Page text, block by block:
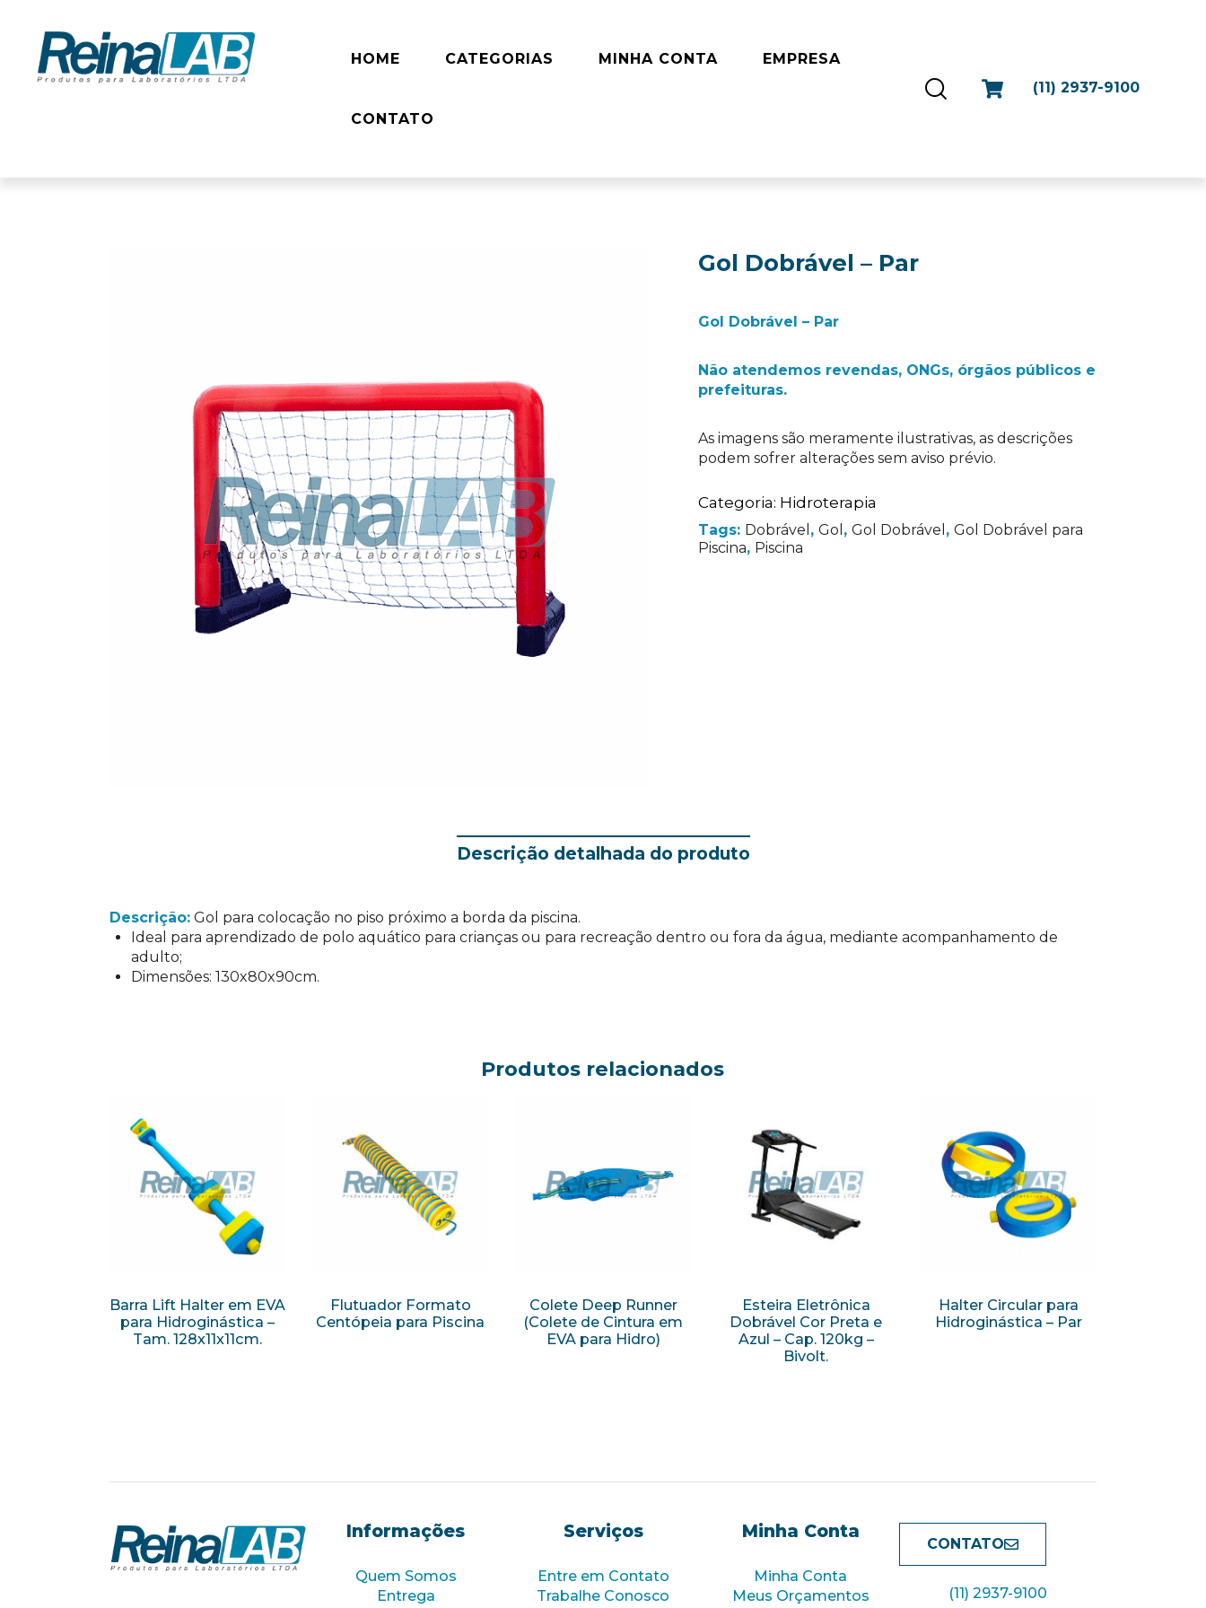
HOME CATEGORIAS MINHA CONTA EMPRESA
CONTATO
(11) 2937-9100
Gol Dobrável – Par
Gol Dobrável – Par
Não atendemos revendas, ONGs, órgãos públicos e
prefeituras.
As imagens são meramente ilustrativas, as descrições
podem sofrer alterações sem aviso prévio.
Categoria: Hidroterapia
Tags: Dobrável , Gol , Gol Dobrável , Gol Dobrável para
Piscina, Piscina
Descrição detalhada do produto
Descrição: Gol para colocação no piso próximo a borda da piscina.
Ideal para aprendizado de polo aquático para crianças ou para recreação dentro ou fora da água, mediante acompanhamento de
adulto;
Dimensões: 130x80x90cm.
Produtos relacionados
Barra Lift Halter em EVA
para Hidroginástica –
Tam. 128x11x11cm.
Flutuador Formato
Centópeia para Piscina
Colete Deep Runner
(Colete de Cintura em
EVA para Hidro)
Esteira Eletrônica
Dobrável Cor Preta e
Azul – Cap. 120kg –
Bivolt.
Halter Circular para
Hidroginástica – Par
Informações
Quem Somos
Entrega
Serviços
Entre em Contato
Trabalhe Conosco
Minha Conta
Minha Conta
Meus Orçamentos
CONTATO
(11) 2937-9100